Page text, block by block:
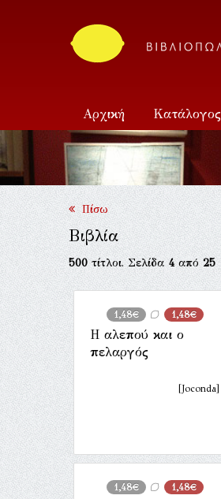
Αρχική Κατάλογος
Επικοινωνία
Πίσω
Βιβλία
500τίτλοι. Σελίδα4από25
1,48€ 1,48€
Η αλεπού και ο
πελαργός
[Joconda]
1,48€ 1,48€